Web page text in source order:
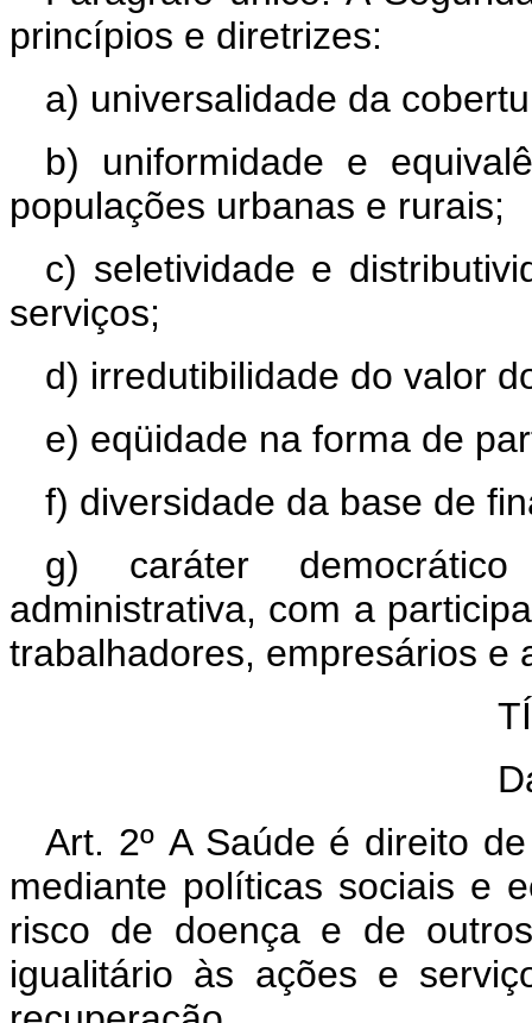
princípios e diretrizes:
a) universalidade da
b) uniformidade e
populações urbanas e rurais;
c) seletividade e
serviços;
d) irredutibilidade do valor
e) eqüidade na forma de
f) diversidade da base de
g) caráter
administrativa, com a
trabalhadores, empresários e
Art. 2º A Saúde é direito
mediante políticas sociais e
risco de doença e de
igualitário às ações e